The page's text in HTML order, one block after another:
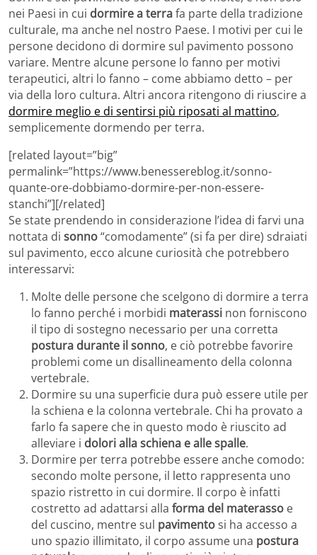
nei Paesi in cui dormire a terrafa parte della tradizione
culturale, ma anche nel nostro Paese. I motivi per cui le
persone decidono di dormire sul pavimento possono
variare. Mentre alcune persone lo fanno per motivi
terapeutici, altri lo fanno – come abbiamo detto – per
via della loro cultura. Altri ancora ritengono di riuscire a
dormire meglio e di sentirsi più riposati al mattino,
semplicemente dormendo per terra.
[related layout=”big”
permalink=”https://www.benessereblog.it/sonno-
quante-ore-dobbiamo-dormire-per-non-essere-
stanchi”][/related]
Se state prendendo in considerazione l’idea di farvi una
nottata di sonno“comodamente” (si fa per dire) sdraiati
sul pavimento, ecco alcune curiosità che potrebbero
interessarvi:
Molte delle persone che scelgono di dormire a terra
lo fanno perché i morbidi materassi non forniscono
il tipo di sostegno necessario per una corretta
postura durante il sonno, e ciò potrebbe favorire
problemi come un disallineamento della colonna
vertebrale.
Dormire su una superficie dura può essere utile per
la schiena e la colonna vertebrale. Chi ha provato a
farlo fa sapere che in questo modo è riuscito ad
alleviare i dolori alla schiena e alle spalle.
Dormire per terra potrebbe essere anche comodo:
secondo molte persone, il letto rappresenta uno
spazio ristretto in cui dormire. Il corpo è infatti
costretto ad adattarsi alla forma del materasso e
del cuscino, mentre sul pavimentosi ha accesso a
uno spazio illimitato, il corpo assume una postura